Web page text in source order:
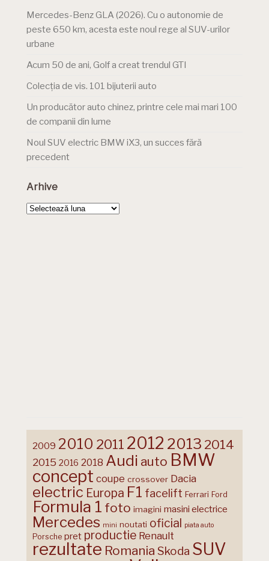
Mercedes-Benz GLA (2026). Cu o autonomie de
peste 650 km, acesta este noul rege al SUV-urilor
urbane
Acum 50 de ani, Golf a creat trendul GTI
Colecția de vis. 101 bijuterii auto
Un producător auto chinez, printre cele mai mari 100
de companii din lume
Noul SUV electric BMW iX3, un succes fără
precedent
Arhive
Arhive
2009 2010 2011 2012 2013 2014
2015 2016 2018 Audi auto BMW
concept coupe crossover Dacia
electric Europa F1 facelift Ferrari Ford
Formula 1 foto imagini masini electrice
Mercedes mini noutati oficial piata auto
Porsche pret productie Renault
rezultate Romania Skoda SUV